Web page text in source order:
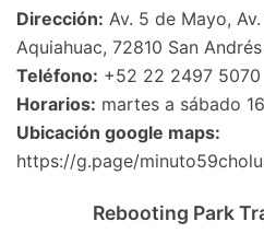
Dirección: Av. 5 de Mayo,
Aquiahuac, 72810 San
Teléfono: +52 22 2497 5070
Horarios: martes a sábado
Ubicación google maps:
https://g.page/
Rebooting Park